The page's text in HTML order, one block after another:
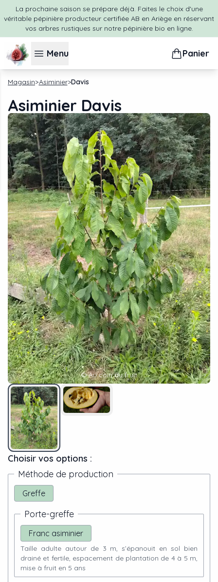
La prochaine saison se prépare déjà. Faites le choix d'une
véritable pépinière producteur certifiée AB en Ariège en réservant
vos arbres rustiques sur notre pépinière bio en ligne.
Menu Panier
Magasin Asiminier Davis
Asiminier Davis
©Au coin du fruit
Choisir vos options :
Méthode de production
Greffe
Porte-greffe
Franc asiminier
Taille adulte autour de 3 m, s’épanouit en sol bien
drainé et fertile, espacement de plantation de 4 à 5 m,
mise à fruit en 5 ans